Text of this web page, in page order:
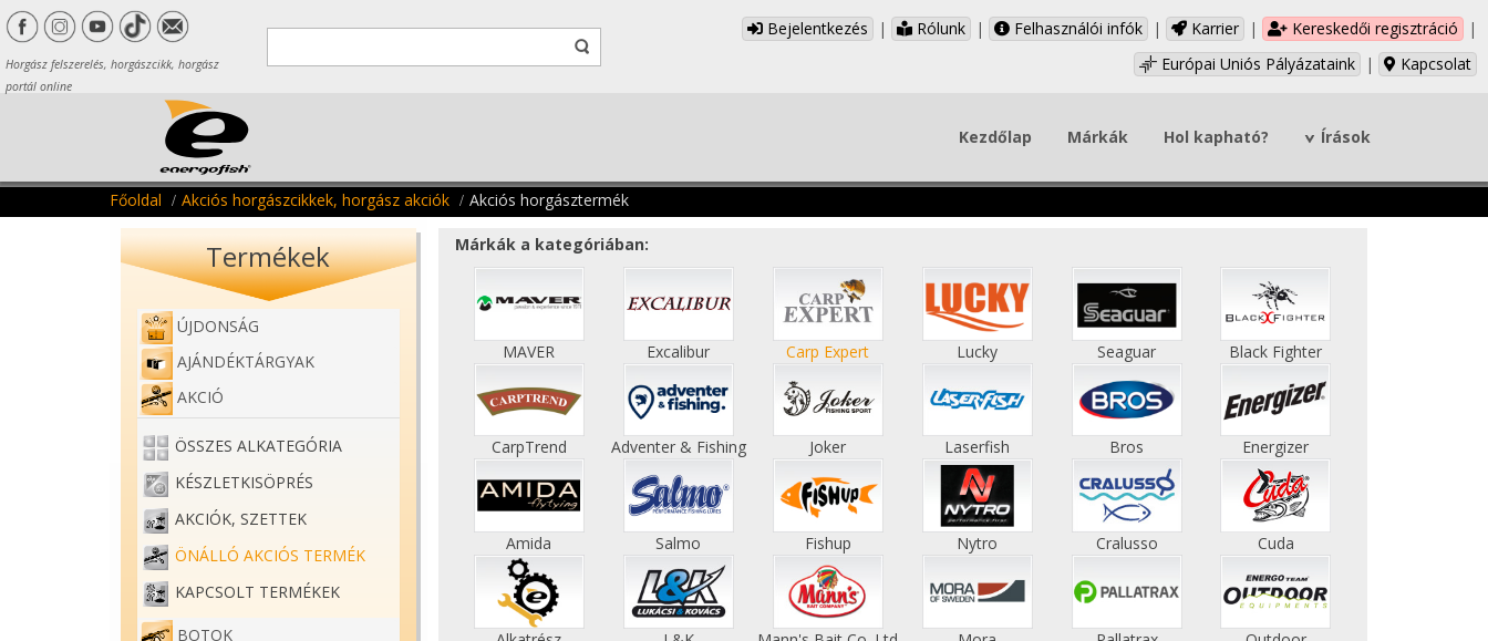
Horgász felszerelés, horgászcikk, horgász
portál online
Bejelentkezés | Rólunk | Felhasználói infók | Karrier | Kereskedői regisztráció
|
Európai Uniós Pályázataink
| Kapcsolat
Kezdőlap Márkák Hol kapható? Írások
Főoldal Akciós horgászcikkek, horgász akciók Akciós horgásztermék
Termékek
ÚJDONSÁG
AJÁNDÉKTÁRGYAK
AKCIÓ
ÖSSZES ALKATEGÓRIA
KÉSZLETKISÖPRÉS
AKCIÓK, SZETTEK
ÖNÁLLÓ AKCIÓS TERMÉK
KAPCSOLT TERMÉKEK
BOTOK
Márkák a kategóriában:
MAVER Excalibur Carp Expert Lucky Seaguar Black Fighter
CarpTrend Adventer & Fishing Joker Laserfish Bros Energizer
Amida Salmo Fishup Nytro Cralusso Cuda